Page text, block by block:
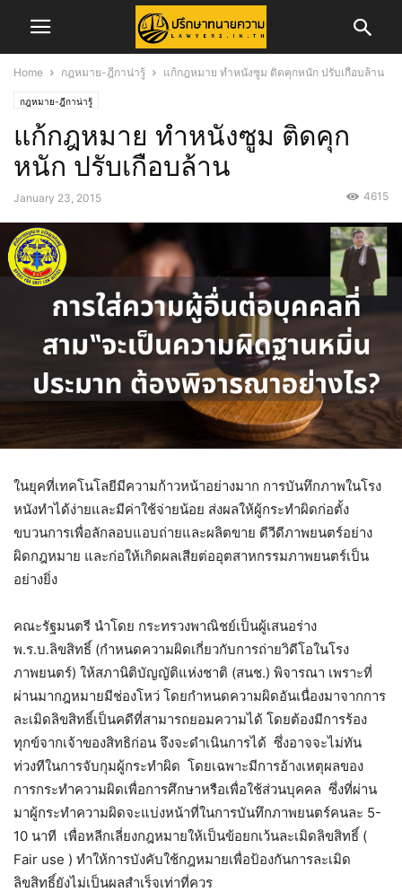
Home กฎหมาย-ฎีกาน่ารู้ แก้กฎหมาย ทำหนังซูม ติดคุกหนัก ปรับเกือบล้าน
กฎหมาย-ฎีกาน่ารู้
แก้กฎหมาย ทำหนังซูม ติดคุก
หนัก ปรับเกือบล้าน
January 23, 2015 4615
ในยุคที่เทคโนโลยีมีความก้าวหน้าอย่างมาก การบันทึกภาพในโรง
หนังทำได้ง่ายและมีค่าใช้จ่ายน้อย ส่งผลให้ผู้กระทำผิดก่อตั้ง
ขบวนการเพื่อลักลอบแอบถ่ายและผลิตขาย ดีวีดีภาพยนตร์อย่าง
ผิดกฎหมาย และก่อให้เกิดผลเสียต่ออุตสาหกรรมภาพยนตร์เป็น
อย่างยิ่ง
คณะรัฐมนตรี นำโดย กระทรวงพาณิชย์เป็นผู้เสนอร่าง
พ.ร.บ.ลิขสิทธิ์ (กำหนดความผิดเกี่ยวกับการถ่ายวิดีโอในโรง
ภาพยนตร์) ให้สภานิติบัญญัติแห่งชาติ (สนช.) พิจารณา เพราะที่
ผ่านมากฎหมายมีช่องโหว่ โดยกำหนดความผิดอันเนื่องมาจากการ
ละเมิดลิขสิทธิ์เป็นคดีที่สามารถยอมความได้ โดยต้องมีการร้อง
ทุกข์จากเจ้าของสิทธิก่อน จึงจะดำเนินการได้ ซึ่งอาจจะไม่ทัน
ท่วงทีในการจับกุมผู้กระทำผิด โดยเฉพาะมีการอ้างเหตุผลของ
การกระทำความผิดเพื่อการศึกษาหรือเพื่อใช้ส่วนบุคคล ซึ่งที่ผ่าน
มาผู้กระทำความผิดจะแบ่งหน้าที่ในการบันทึกภาพยนตร์คนละ 5-
10 นาที เพื่อหลีกเลี่ยงกฎหมายให้เป็นข้อยกเว้นละเมิดลิขสิทธิ์ (
Fair use ) ทำให้การบังคับใช้กฎหมายเพื่อป้องกันการละเมิด
ลิขสิทธิ์ยังไม่เป็นผลสำเร็จเท่าที่ควร